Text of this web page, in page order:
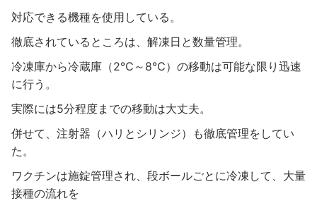
対応できる機種を使用している。
徹底されているところは、解凍日と数量管理。
冷凍庫から冷蔵庫（2℃～8℃）の移動は可能な限り迅速
に行う。
実際には5分程度までの移動は大丈夫。
併せて、注射器（ハリとシリンジ）も徹底管理をしてい
た。
ワクチンは施錠管理され、段ボールごとに冷凍して、大量
接種の流れを